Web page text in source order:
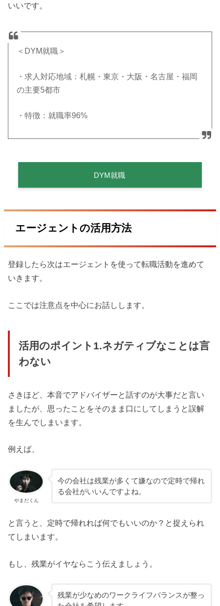
いいです。
＜DYM就職＞
・求人対応地域：札幌・東京・大阪・名古屋・福岡
の主要5都市
・特徴：就職率96%
DYM就職
エージェントの活用方法
登録したら次はエージェントを使って転職活動を進めて
いきます。
ここでは注意点を中心にお話しします。
活用のポイント1.ネガティブなことは言
わない
さきほど、本音でアドバイザーと話すのが大事だと言い
ましたが、思ったことをそのまま口にしてしまうと誤解
を生んでしまいます。
例えば、
やまだくん
今の会社は残業が多くて嫌なので定時で帰れ
る会社がいいんですよね。
と言うと、定時で帰れれば何でもいいのか？と捉えられ
てしまいます。
もし、残業がイヤならこう伝えましょう。
残業が少なめのワークライフバランスが整っ